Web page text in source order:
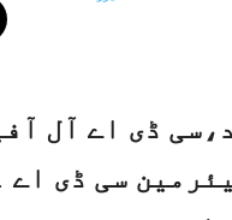
ڈی اے آل
سی ڈی اے